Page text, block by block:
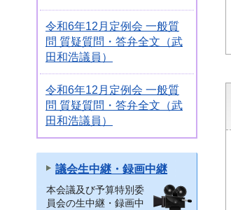
令和6年12月定例会 一般質
問 質疑質問・答弁全文（武
田和浩議員）
令和6年12月定例会 一般質
問 質疑質問・答弁全文（武
田和浩議員）
議会生中継・録画中継
本会議及び予算特別委
員会の生中継・録画中